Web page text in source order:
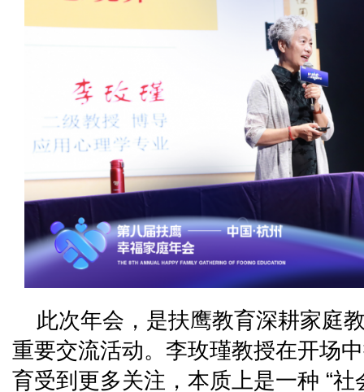
此次年会，是扶鹰教育深耕家庭
重要交流活动。李玫瑾教授在开场
育受到更多关注，本质上是一种 “